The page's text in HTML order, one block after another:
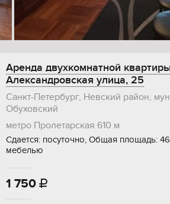
Аренда двухкомнатной
Александровская улица, 25
Санкт-Петербург, Невский район,
Обуховский
метро Пролетарская 610 м
Сдается: посуточно, Общая площадь:
мебелью
1 750 